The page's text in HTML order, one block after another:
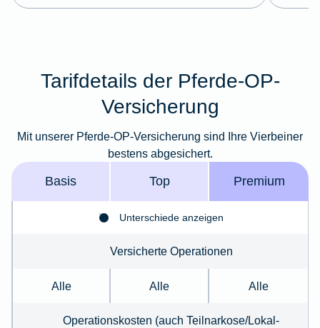
Tarifdetails der Pferde-OP-
Versicherung
Mit unserer Pferde-OP-Versicherung sind Ihre Vierbeiner
bestens abgesichert.
Basis Top Premium
Unterschiede anzeigen
Versicherte Operationen
Alle Alle Alle
Operationskosten (auch Teilnarkose/Lokal­